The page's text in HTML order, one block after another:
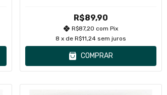
R$89,90
R$87,20 com Pix
8 x de R$11,24 sem juros
COMPRAR